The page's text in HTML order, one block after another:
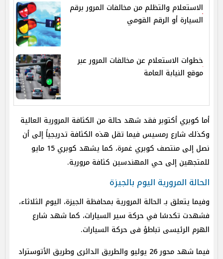
الاستعلام والتظلم من مخالفات المرور برقم
السيارة أو الرقم القومي
خطوات الاستعلام عن مخالفات المرور عبر
موقع النيابة العامة
أما كوبري أكتوبر فقد شهد حالة من الكثافة المرورية العالية
وكذلك شارع رمسيس فيما تقل هذه الكثافة تدريجياً إلى أن
نصل إلى منتصف كوبري غمرة، كما يشهد كوبري 15 مايو
للمتجهين إلى حي المهندسين كثافة مرورية.
الحالة المرورية اليوم بالجيزة
وفيما يتعلق بـ الحالة المرورية بمحافظة الجيزة، اليوم الثلاثاء،
فشهدت تكدسًا في حركة سير السيارات، كما شهد شارع
الهرم الرئيسى تباطؤ فى حركة السيارات.
فيما شهد محور 26 يوليو والطريق الدائرى وطريق الأتوستراد